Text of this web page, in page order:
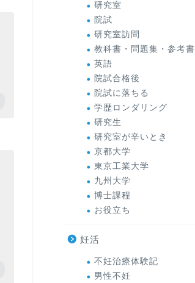
研究室
院試
研究室訪問
教科書・問題集・参考書
英語
院試合格後
院試に落ちる
学歴ロンダリング
研究生
研究室が辛いとき
京都大学
東京工業大学
九州大学
博士課程
お役立ち
妊活
不妊治療体験記
男性不妊